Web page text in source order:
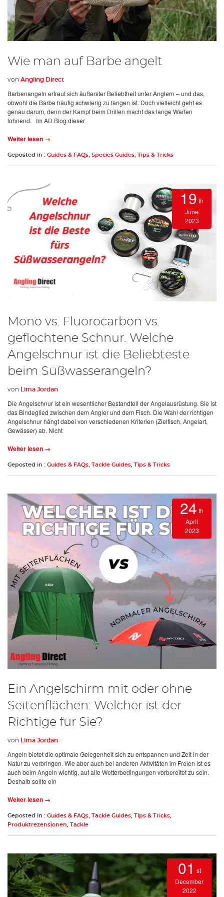
Wie man auf Barbe angelt
von Angling Direct
Barbenangeln erfreut sich äußerster Beliebtheit unter Anglern – und das,
obwohl die Barbe häufig schwierig zu fangen ist. Doch vielleicht geht es
genau darum, denn der Kampf beim Drillen macht das lange Warten
lohnend. Im AD Blog dieser
Weiter lesen →
Geposted in : Guides & FAQs Species Guides Tips & Tricks
19 th
June
2023
Mono vs. Fluorocarbon vs.
geflochtene Schnur. Welche
Angelschnur ist die Beliebteste
beim Süßwasserangeln?
von Lima Jordan
Die Angelschnur ist ein wesentlicher Bestandteil der Angelausrüstung. Sie ist
das Bindeglied zwischen dem Angler und dem Fisch. Die Wahl der richtigen
Angelschnur hängt dabei von verschiedenen Kriterien (Zielfisch, Angelart,
Gewässer) ab. Nicht
Weiter lesen →
Geposted in : Guides & FAQs Tackle Guides Tips & Tricks
24 th
April
2023
Ein Angelschirm mit oder ohne
Seitenflächen: Welcher ist der
Richtige für Sie?
von Lima Jordan
Angeln bietet die optimale Gelegenheit sich zu entspannen und Zeit in der
Natur zu verbringen. Wie aber auch bei anderen Aktivitäten im Freien ist es
auch beim Angeln wichtig, auf alle Wetterbedingungen vorbereitet zu sein.
Deshalb sollte ein
Weiter lesen →
Geposted in : Guides & FAQs, Tackle Guides, Tips & Tricks,
Produktrezensionen, Tackle
01 st
December
2022